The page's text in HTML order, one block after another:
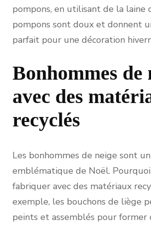
pompons, en utilisant de la laine
pompons sont doux et donnent
parfait pour une décoration
Bonhommes de
avec des
recyclés
Les bonhommes de neige sont
emblématique de Noël. Pourquoi
fabriquer avec des matériaux
exemple, les bouchons de liège
peints et assemblés pour former